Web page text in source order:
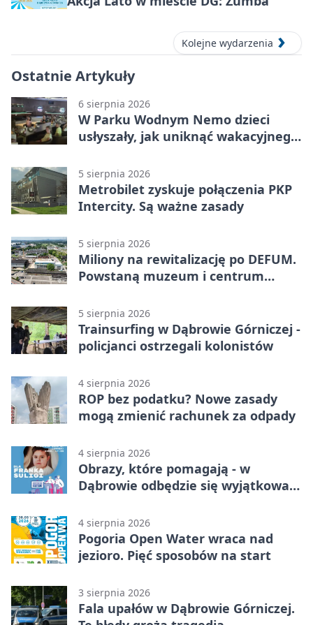
Kolejne wydarzenia
Ostatnie Artykuły
6 sierpnia 2026
W Parku Wodnym Nemo dzieci
usłyszały, jak uniknąć wakacyjnego
5 sierpnia 2026
Metrobilet zyskuje połączenia PKP
Intercity. Są ważne zasady
5 sierpnia 2026
Miliony na rewitalizację po DEFUM.
Powstaną muzeum i centrum
5 sierpnia 2026
Trainsurfing w Dąbrowie Górniczej -
policjanci ostrzegali kolonistów
4 sierpnia 2026
ROP bez podatku? Nowe zasady
mogą zmienić rachunek za odpady
4 sierpnia 2026
Obrazy, które pomagają - w
Dąbrowie odbędzie się wyjątkowa
4 sierpnia 2026
Pogoria Open Water wraca nad
jezioro. Pięć sposobów na start
3 sierpnia 2026
Fala upałów w Dąbrowie Górniczej.